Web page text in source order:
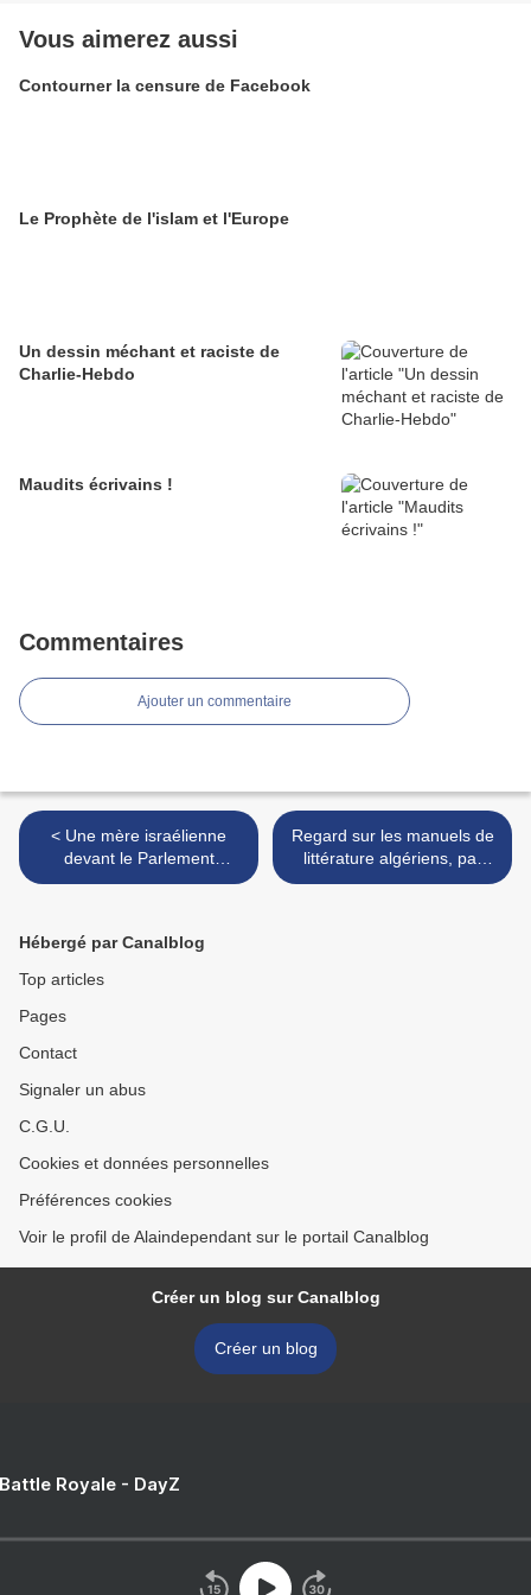
Vous aimerez aussi
Contourner la censure de Facebook
Le Prophète de l'islam et l'Europe
Un dessin méchant et raciste de
Charlie-Hebdo
Maudits écrivains !
Commentaires
Ajouter un commentaire
< Une mère israélienne
devant le Parlement
Européen
Regard sur les manuels de
littérature algériens, par
Djouher Khater >
Hébergé par Canalblog
Top articles
Pages
Contact
Signaler un abus
C.G.U.
Cookies et données personnelles
Préférences cookies
Voir le profil de Alaindependant sur le portail Canalblog
Créer un blog sur Canalblog
Créer un blog
Royale - DayZ